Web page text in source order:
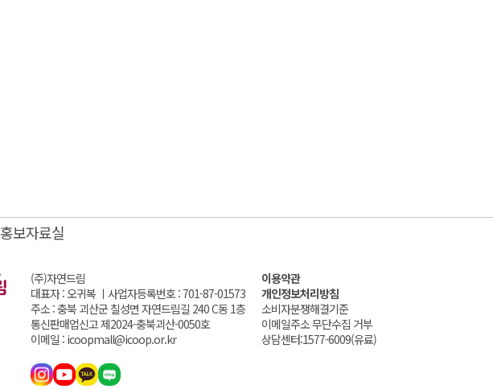
홍보자료실
(주)자연드림
대표자 : 오귀복 ㅣ 사업자등록번호 : 701-87-01573
주소 : 충북 괴산군 칠성면 자연드림길 240 C동 1층
통신판매업신고 제2024-충북괴산-0050호
이메일 : icoopmall@icoop.or.kr
이용약관
개인정보처리방침
소비자분쟁해결기준
이메일주소 무단수집 거부
상담센터:1577-6009(유료)